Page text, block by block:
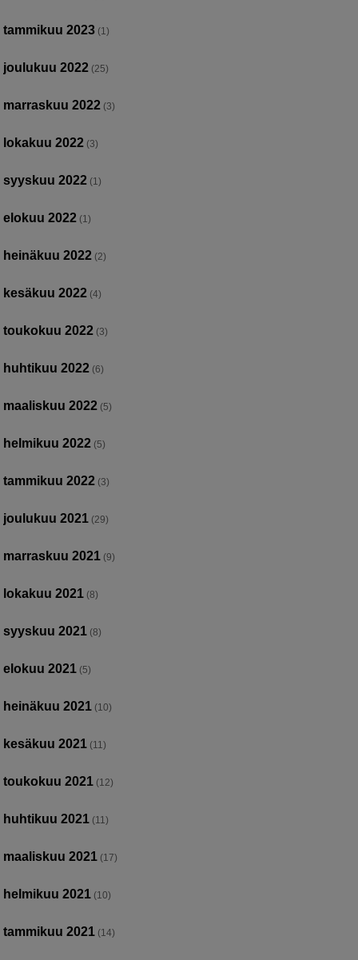
tammikuu 2023 (1)
joulukuu 2022 (25)
marraskuu 2022 (3)
lokakuu 2022 (3)
syyskuu 2022 (1)
elokuu 2022 (1)
heinäkuu 2022 (2)
kesäkuu 2022 (4)
toukokuu 2022 (3)
huhtikuu 2022 (6)
maaliskuu 2022 (5)
helmikuu 2022 (5)
tammikuu 2022 (3)
joulukuu 2021 (29)
marraskuu 2021 (9)
lokakuu 2021 (8)
syyskuu 2021 (8)
elokuu 2021 (5)
heinäkuu 2021 (10)
kesäkuu 2021 (11)
toukokuu 2021 (12)
huhtikuu 2021 (11)
maaliskuu 2021 (17)
helmikuu 2021 (10)
tammikuu 2021 (14)